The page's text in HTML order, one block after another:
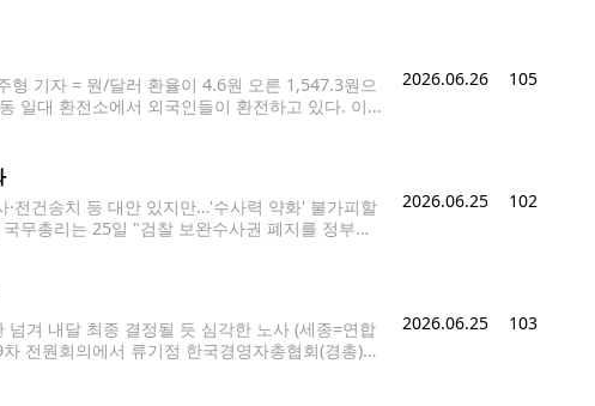
형 기자 = 원/달러 환율이 4.6원 오른 1,547.3원으
일대 환전소에서 외국인들이 환전하고 있다. 이
2026.06.26 105
전건송치 등 대안 있지만…'수사력 약화' 불가피할
무총리는 25일 "검찰 보완수사권 폐지를 정부의
2026.06.25 102
겨 내달 최종 결정될 듯 심각한 노사 (세종=연합
전원회의에서 류기정 한국경영자총협회(경총)
2026.06.25 103